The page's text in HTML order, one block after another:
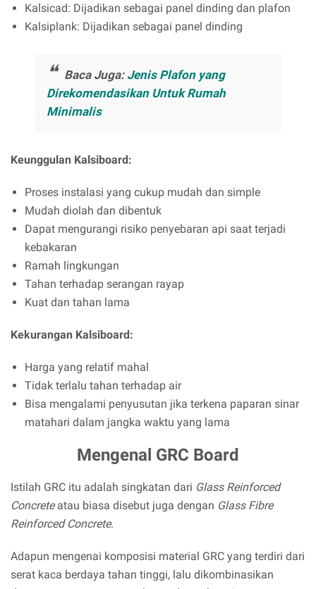
Kalsicad: Dijadikan sebagai panel dinding dan plafon
Kalsiplank: Dijadikan sebagai panel dinding
Baca Juga: Jenis Plafon yang
Direkomendasikan Untuk Rumah
Minimalis
Keunggulan Kalsiboard:
Proses instalasi yang cukup mudah dan simple
Mudah diolah dan dibentuk
Dapat mengurangi risiko penyebaran api saat terjadi
kebakaran
Ramah lingkungan
Tahan terhadap serangan rayap
Kuat dan tahan lama
Kekurangan Kalsiboard:
Harga yang relatif mahal
Tidak terlalu tahan terhadap air
Bisa mengalami penyusutan jika terkena paparan sinar
matahari dalam jangka waktu yang lama
Mengenal GRC Board
Istilah GRC itu adalah singkatan dari Glass Reinforced
Concreteatau biasa disebut juga dengan Glass Fibre
Reinforced Concrete.
Adapun mengenai komposisi material GRC yang terdiri dari
serat kaca berdaya tahan tinggi, lalu dikombinasikan